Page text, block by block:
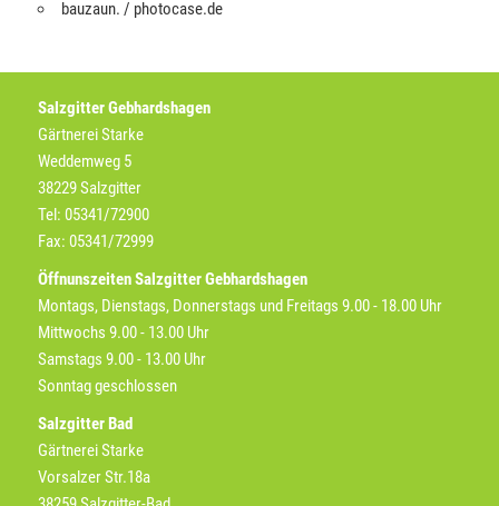
bauzaun. / photocase.de
Salzgitter Gebhardshagen
Gärtnerei Starke
Weddemweg 5
38229 Salzgitter
Tel: 05341/72900
Fax: 05341/72999
Öffnunszeiten Salzgitter Gebhardshagen
Montags, Dienstags, Donnerstags und Freitags 9.00 - 18.00 Uhr
Mittwochs 9.00 - 13.00 Uhr
Samstags 9.00 - 13.00 Uhr
Sonntag geschlossen
Salzgitter Bad
Gärtnerei Starke
Vorsalzer Str.18a